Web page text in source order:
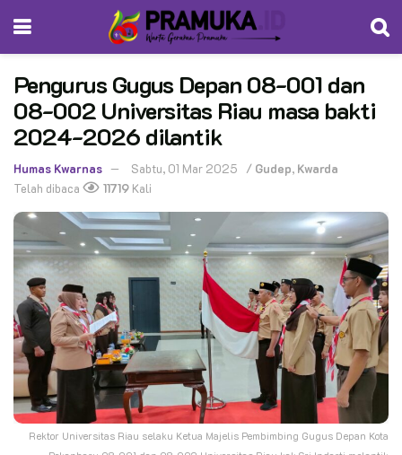
Pengurus Gugus Depan 08-001 dan
08-002 Universitas Riau masa bakti
2024-2026 dilantik
Humas Kwarnas Sabtu, 01 Mar 2025 / Gudep, Kwarda
Telah dibaca
11719 Kali
Rektor Universitas Riau selaku Ketua Majelis Pembimbing Gugus Depan Kota